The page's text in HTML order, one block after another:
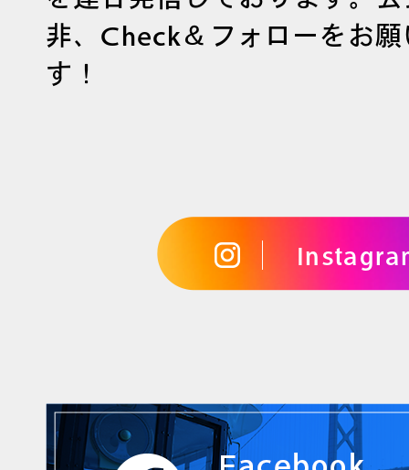
非、Check＆フォローをお
す！